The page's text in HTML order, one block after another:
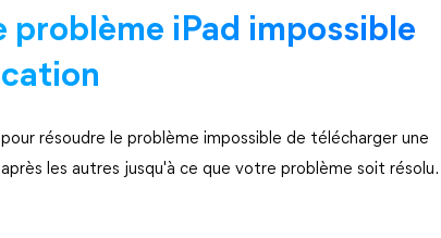
problème iPad impossible
résoudre le problème impossible de télécharger une
les autres jusqu'à ce que votre problème soit résolu.